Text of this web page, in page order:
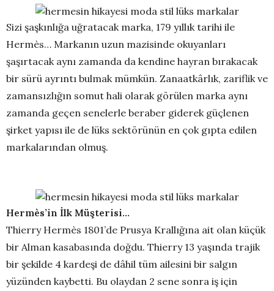
Sizi şaşkınlığa uğratacak marka, 179 yıllık tarihi ile
Hermès… Markanın uzun mazisinde okuyanları
şaşırtacak aynı zamanda da kendine hayran bırakacak
bir sürü ayrıntı bulmak mümkün. Zanaatkârlık, zariflik ve
zamansızlığın somut hali olarak görülen marka aynı
zamanda geçen senelerle beraber giderek güçlenen
şirket yapısı ile de lüks sektörünün en çok gıpta edilen
markalarından olmuş.
Hermès’in İlk Müşterisi…
Thierry Hermès 1801’de Prusya Krallığına ait olan küçük
bir Alman kasabasında doğdu. Thierry 13 yaşında trajik
bir şekilde 4 kardeşi de dâhil tüm ailesini bir salgın
yüzünden kaybetti. Bu olaydan 2 sene sonra iş için